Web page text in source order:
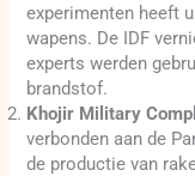
experimenten heeft
wapens. De IDF
experts werden
brandstof.
Khojir Military
verbonden aan de
de productie van